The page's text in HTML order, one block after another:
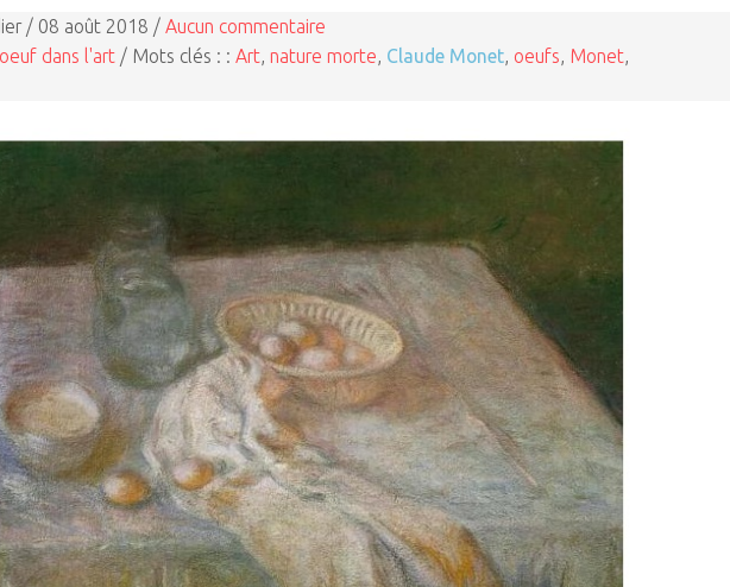
/ 08 août 2018 / Aucun commentaire
dans l'art / Mots clés : : Art nature morte Claude Monet oeufs Monet